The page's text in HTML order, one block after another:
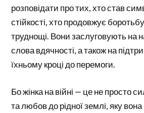
розповідати про тих, хто став
стійкості, хто продовжує
труднощі. Вони заслуговують на
слова вдячності, а також на
їхньому кроці до перемоги.
Бо жінка на війні — це не просто
та любов до рідної землі, яку